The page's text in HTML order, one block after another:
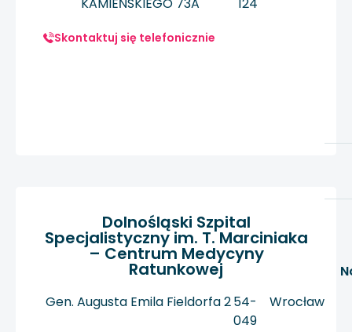
Skontaktuj się telefonicznie
Dolnośląski Szpital
Specjalistyczny im. T. Marciniaka
– Centrum Medycyny
Ratunkowej
Gen. Augusta Emila Fieldorfa 254-
049
Wrocław